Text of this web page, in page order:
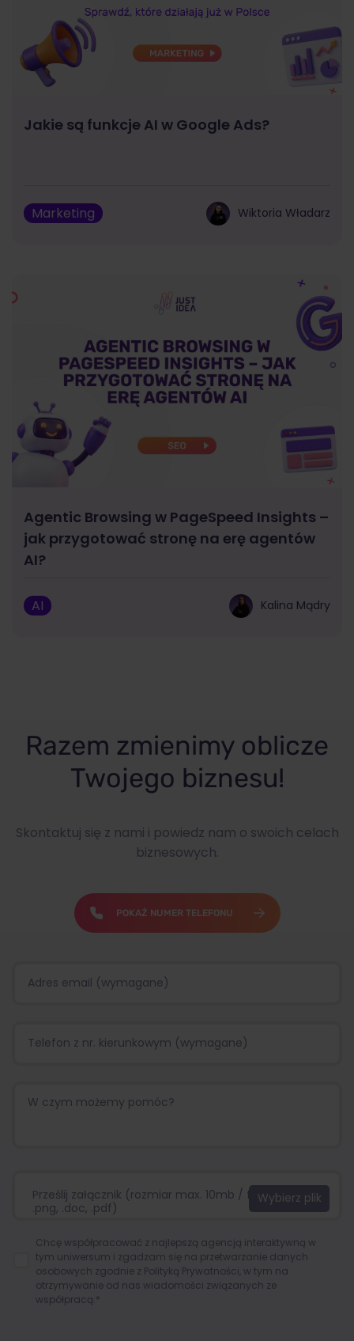
Jakie są funkcje AI w Google Ads?
Marketing Wiktoria Władarz
Agentic Browsing w PageSpeed Insights –
jak przygotować stronę na erę agentów
AI?
AI Kalina Mądry
Razem zmienimy oblicze
Twojego biznesu!
Skontaktuj się z nami i powiedz nam o swoich celach
biznesowych.
POKAŻ NUMER TELEFONU
Prześlij załącznik (rozmiar max. 10mb / format:.jpg,
.png, .doc, .pdf)
Chcę współpracować z najlepszą agencją interaktywną w
tym uniwersum i zgadzam się na przetwarzanie danych
osobowych zgodnie z Polityką Prywatności , w tym na
otrzymywanie od nas wiadomości związanych ze
współpracą.*